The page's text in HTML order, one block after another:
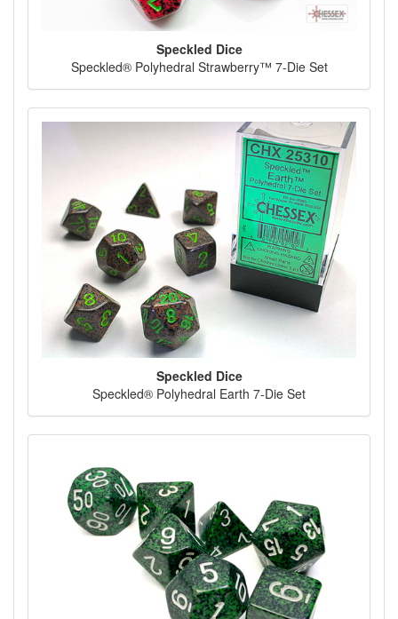
Speckled Dice
Speckled® Polyhedral Strawberry™ 7-Die Set
Speckled Dice
Speckled® Polyhedral Earth 7-Die Set